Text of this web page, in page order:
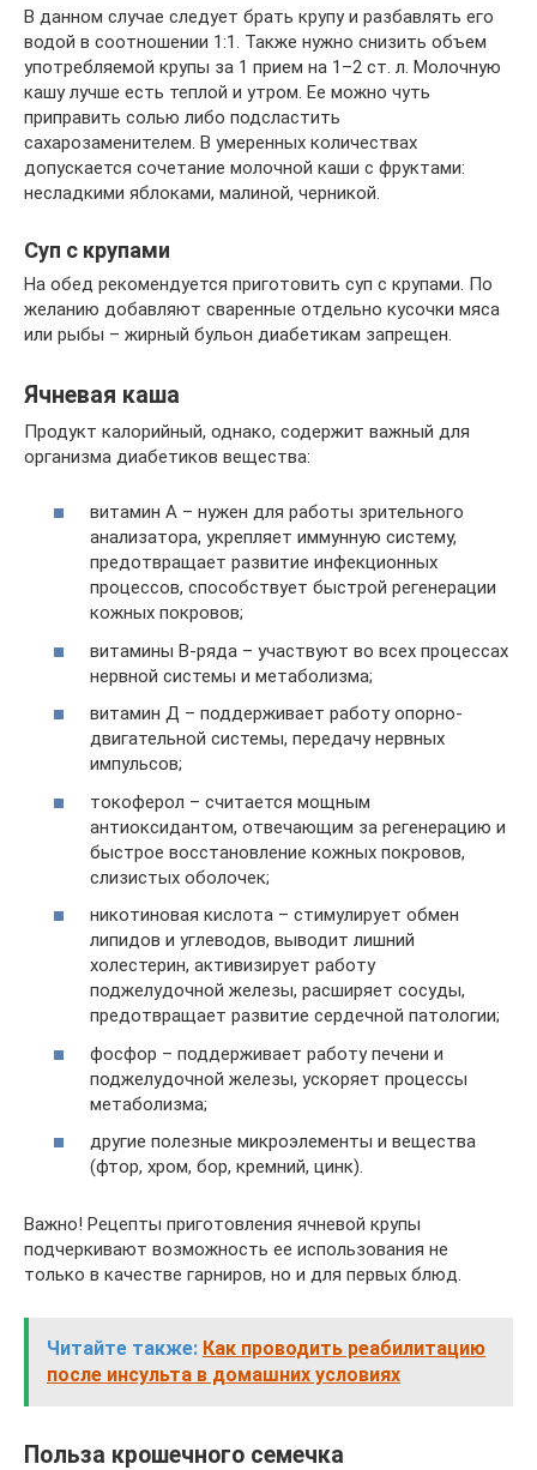
В данном случае следует брать крупу и разбавлять его
водой в соотношении 1:1. Также нужно снизить объем
употребляемой крупы за 1 прием на 1–2 ст. л. Молочную
кашу лучше есть теплой и утром. Ее можно чуть
приправить солью либо подсластить
сахарозаменителем. В умеренных количествах
допускается сочетание молочной каши с фруктами:
несладкими яблоками, малиной, черникой.
Суп с крупами
На обед рекомендуется приготовить суп с крупами. По
желанию добавляют сваренные отдельно кусочки мяса
или рыбы – жирный бульон диабетикам запрещен.
Ячневая каша
Продукт калорийный, однако, содержит важный для
организма диабетиков вещества:
витамин А – нужен для работы зрительного
анализатора, укрепляет иммунную систему,
предотвращает развитие инфекционных
процессов, способствует быстрой регенерации
кожных покровов;
витамины В-ряда – участвуют во всех процессах
нервной системы и метаболизма;
витамин Д – поддерживает работу опорно-
двигательной системы, передачу нервных
импульсов;
токоферол – считается мощным
антиоксидантом, отвечающим за регенерацию и
быстрое восстановление кожных покровов,
слизистых оболочек;
никотиновая кислота – стимулирует обмен
липидов и углеводов, выводит лишний
холестерин, активизирует работу
поджелудочной железы, расширяет сосуды,
предотвращает развитие сердечной патологии;
фосфор – поддерживает работу печени и
поджелудочной железы, ускоряет процессы
метаболизма;
другие полезные микроэлементы и вещества
(фтор, хром, бор, кремний, цинк).
Важно! Рецепты приготовления ячневой крупы
подчеркивают возможность ее использования не
только в качестве гарниров, но и для первых блюд.
Читайте также: Как проводить реабилитацию
после инсульта в домашних условиях
Польза крошечного семечка